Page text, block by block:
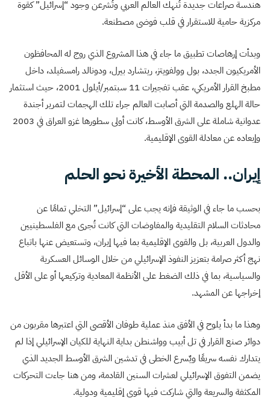
هندسة صراعات جديدة تُنهك العالم العربي وتُشرعن وجود “إسرائيل” كقوة
مركزية حامية للاستقرار في قلب فوضى مصطنعة.
وبدأت إرهاصات تطبيق ما جاء في هذا المشروع الذي روج له المحافظون
الأمريكيون الجدد، بول وولفويتز، ريتشارد بيرل، ودونالد رامسفيلد، داخل
مطبخ القرار الأمريكي، عقب تفجيرات 11 سبتمبر/أيلول 2001، حيث استثمار
حالة الهلع والصدمة التي أصابت العالم جراء تلك الهجمات لتمرير أجندة
عدوانية شاملة على الشرق الأوسط، كانت أولى سطورها غزو العراق في 2003
وإبعاده عن معادلة القوى الإقليمية.
إيران.. المحطة الأخيرة نحو الحلم
بحسب ما جاء في الوثيقة فإنه يجب على “إسرائيل” التخلي تمامًا عن
محادثات السلام التقليدية والمفاوضات التي كانت تُجرى مع الفلسطينيين
والدول العربية، بل والقوى الإقليمية بما فيها إيران، وتستعيض عنها باتباع
نهج أكثر صرامة بتعزيز النفوذ الإسرائيلي من خلال الوسائل العسكرية
والسياسية، بما في ذلك الضغط على الأنظمة المعادية وتركيعها أو على الأقل
إخراجها عن المشهد.
وهذا ما بدأ يلوح في الأفق منذ عملية طوفان الأقصى التي اعتبرها مقربون من
دوائر صنع القرار في تل أبيب وواشنطن بداية النهاية للكيان الإسرائيلي إذا لم
يتدارك نفسه سريعًا ويٌسرع الخطى في تدشين الشرق الأوسط الجديد الذي
يضمن التفوق الإسرائيلي لعشرات السنين القادمة، ومن هنا جاءت التحركات
المكثفة والسريعة والتي شاركت فيها قوى إقليمية ودولية.